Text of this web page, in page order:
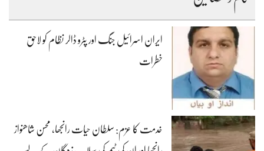
ایران اسرائیل جنگ اور پٹرو ڈالر نظام کو لاحق
خطرات
خدمت کا عزم: سلطان حیات رانجھا، محسن شاھنواز